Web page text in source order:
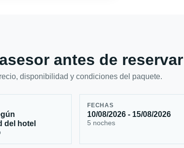
antes de reservar
disponibilidad y condiciones del paquete.
del hotel
FECHAS
10/08/2026 - 15/08/2026
5 noches